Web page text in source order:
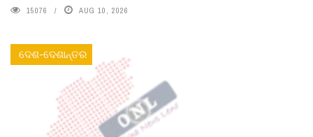
15076 AUG 10, 2026
ଦେଶ-ଦେଶାନ୍ତର